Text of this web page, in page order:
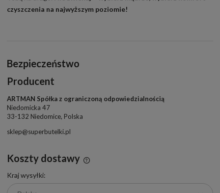
czyszczenia na najwyższym poziomie!
Bezpieczeństwo
Producent
ARTMAN Spółka z ograniczoną odpowiedzialnością
Niedomicka 47
33-132 Niedomice, Polska
sklep@superbutelki.pl
Koszty dostawy
Kraj wysyłki: